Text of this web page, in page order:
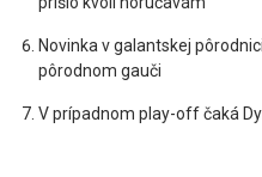
Novinka v galantskej
pôrodnom gauči
V prípadnom play-off čaká